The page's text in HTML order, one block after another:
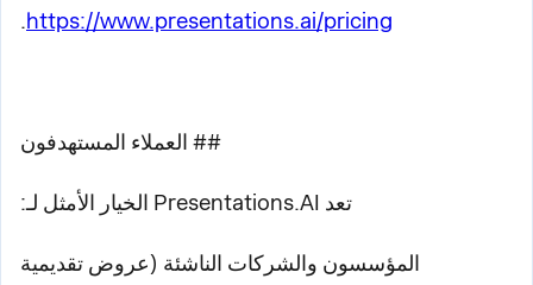
https://www.presentations.ai/pricing
.
## العملاء المستهدفون
تعد Presentations.AI الخيار الأمثل لـ:
المؤسسون والشركات الناشئة (عروض تقديمية